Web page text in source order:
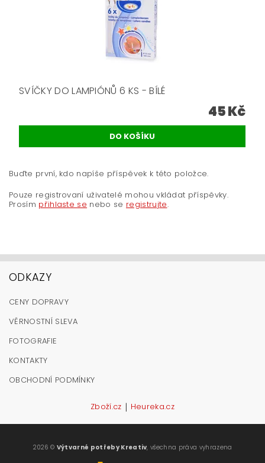
SVÍČKY DO LAMPIÓNŮ 6 KS - BÍLÉ
45 Kč
Buďte první, kdo napíše příspěvek k této položce.
Pouze registrovaní uživatelé mohou vkládat příspěvky.
Prosím přihlaste se nebo se registrujte.
ODKAZY
CENY DOPRAVY
VĚRNOSTNÍ SLEVA
FOTOGRAFIE
KONTAKTY
OBCHODNÍ PODMÍNKY
Zboží.cz | Heureka.cz
2026 © Výtvarné potřeby Kreativ, všechna práva vyhrazena